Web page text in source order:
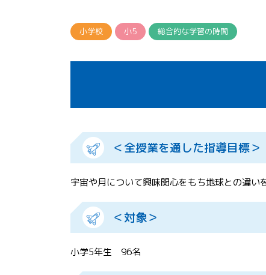
小学校 小5 総合的な学習の時間
＜全授業を通した指導目標＞
宇宙や月について興味関心をもち地球との違い
＜対象＞
小学5年生 96名